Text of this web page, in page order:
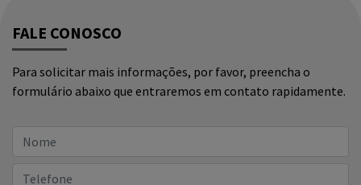
FALE CONOSCO
Para solicitar mais informações, por favor, preencha o
formulário abaixo que entraremos em contato rapidamente.